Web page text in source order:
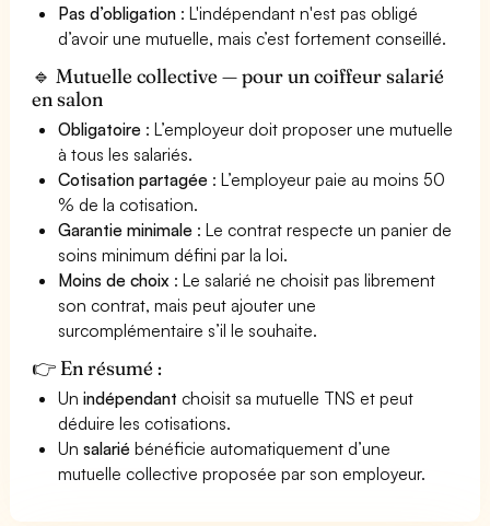
Pas d’obligation : L'indépendant n'est pas obligé
d’avoir une mutuelle, mais c’est fortement conseillé.
🔹 Mutuelle collective — pour un coiffeur salarié
en salon
Obligatoire : L’employeur doit proposer une mutuelle
à tous les salariés.
Cotisation partagée : L’employeur paie au moins 50
% de la cotisation.
Garantie minimale : Le contrat respecte un panier de
soins minimum défini par la loi.
Moins de choix : Le salarié ne choisit pas librement
son contrat, mais peut ajouter une
surcomplémentaire s’il le souhaite.
👉 En résumé :
Unindépendant choisit sa mutuelle TNS et peut
déduire les cotisations.
Unsalarié bénéficie automatiquement d’une
mutuelle collective proposée par son employeur.